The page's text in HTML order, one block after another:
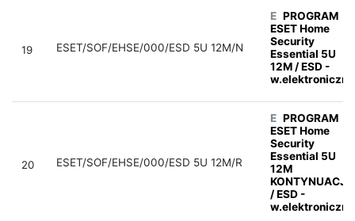
19 ESET/SOF/EHSE/000/ESD 5U 12M/N
E PROGRAM
ESET Home
Security
Essential 5U
12M / ESD -
w.elektroniczna
20 ESET/SOF/EHSE/000/ESD 5U 12M/R
E PROGRAM
ESET Home
Security
Essential 5U
12M
KONTYNUACJA
/ ESD -
w.elektroniczna